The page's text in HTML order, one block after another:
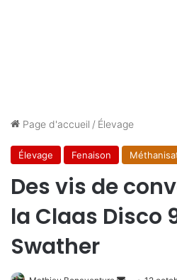
Page d'accueil / Élevage
Élevage Fenaison
Des vis de
la Claas Disco
Swather